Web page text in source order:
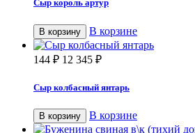
Сыр король артур
В корзину В корзине
144 ₽ 12 345 ₽
Сыр колбасный янтарь
В корзину В корзине